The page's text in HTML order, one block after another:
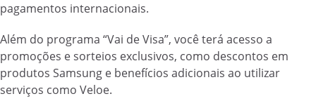
pagamentos internacionais.
Além do programa “Vai de Visa”, você terá acesso a
promoções e sorteios exclusivos, como descontos em
produtos Samsung e benefícios adicionais ao utilizar
serviços como Veloe.